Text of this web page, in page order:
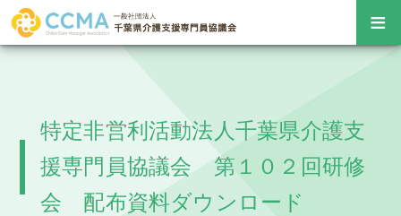
≡
特定非営利活動法人千葉県介護支
援専門員協議会 第１０２回研修
会 配布資料ダウンロード